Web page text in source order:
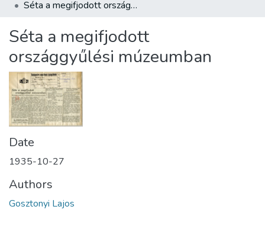
About us
Séta a megifjodott országgyűlési múzeumban
Séta a megifjodott
országgyűlési múzeumban
Date
1935-10-27
Authors
Gosztonyi Lajos